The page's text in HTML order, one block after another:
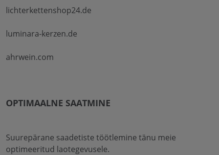
lichterkettenshop24.de
luminara-kerzen.de
ahrwein.com
OPTIMAALNE SAATMINE
Suurepärane saadetiste töötlemine tänu meie
optimeeritud laotegevusele.